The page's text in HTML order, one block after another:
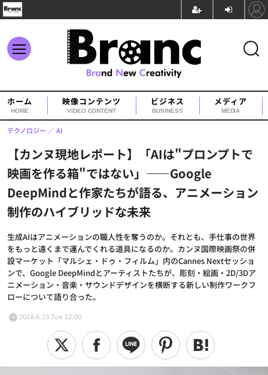
ホーム
HOME
映像コンテンツ
VIDEO CONTENT
ビジネス
BUSINESS
メディア
MEDIA
【カンヌ現地レポート】「AIは"プロンプトで
映画を作る箱"ではない」——Google
DeepMindと作家たちが語る、アニメーション
制作のハイブリッドな未来
生成AIはアニメーションの職人性を奪うのか。それとも、手仕事の世界
をもっと遠くまで運んでくれる道具になるのか。カンヌ国際映画祭の併
設マーケット「マルシェ・ドゥ・フィルム」内のCannes Nextセッショ
ンで、Google DeepMindとアーティストたちが、彫刻・絵画・2D/3Dア
ニメーション・音楽・サウンドデザインを横断する新しい制作ワークフ
ローについて語り合った。
テクノロジー AI
2026.6.23 Tue 12:00